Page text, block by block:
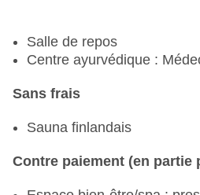
Salle de repos
Centre ayurvédique :
Sans frais
Sauna finlandais
Contre paiement (en partie